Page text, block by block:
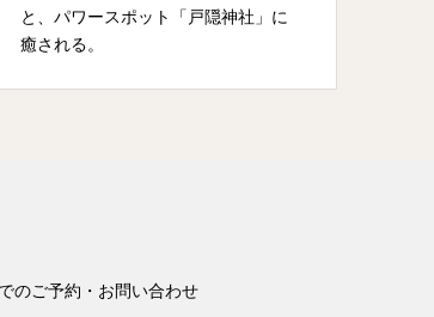
と、パワースポット「戸隠神社」に
癒される。
のご予約・お問い合わせ